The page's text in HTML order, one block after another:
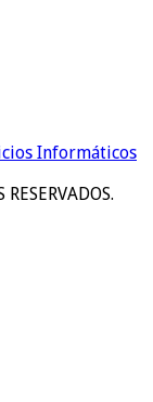
Informáticos